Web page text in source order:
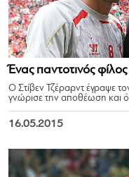
Ένας παντοτινός
Ο Στίβεν Τζέραρντ έγραψε
γνώρισε την αποθέωση και
16.05.2015